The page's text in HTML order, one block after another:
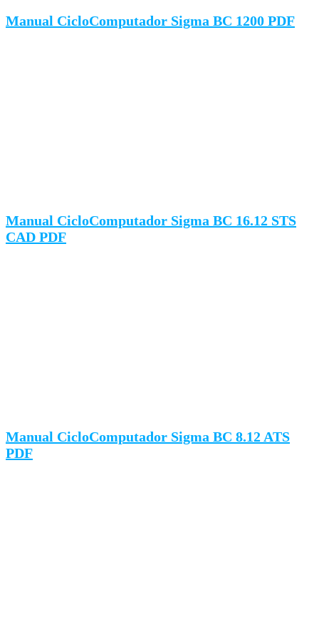
Manual CicloComputador Sigma BC 1200 PDF
Manual CicloComputador Sigma BC 16.12 STS
CAD PDF
Manual CicloComputador Sigma BC 8.12 ATS
PDF